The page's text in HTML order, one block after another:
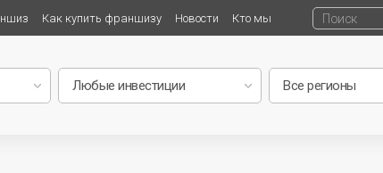
Как купить франшизу Новости Кто мы